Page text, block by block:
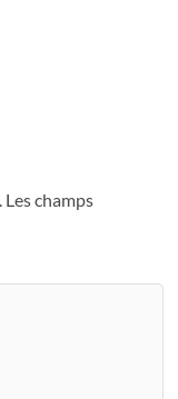
Les champs